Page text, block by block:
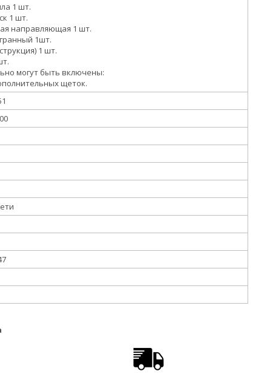
1 шт.
1 шт.
направляющая 1 шт.
1шт.
1 шт.
могут быть включены:
щеток.